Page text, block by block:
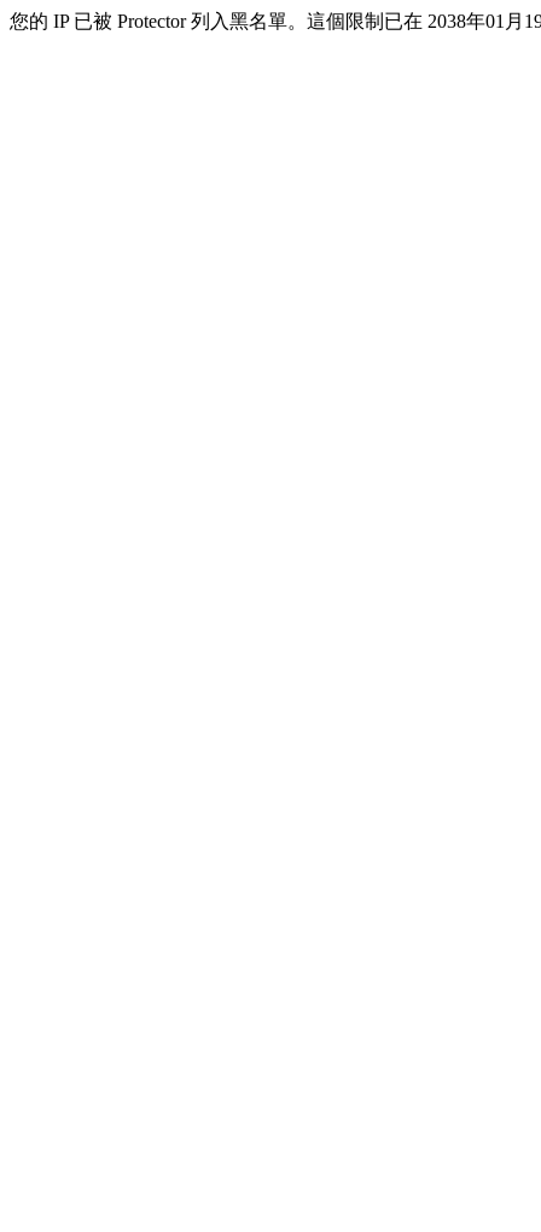
您的 IP 已被 Protector 列入黑名單。這個限制已在 2038年01月